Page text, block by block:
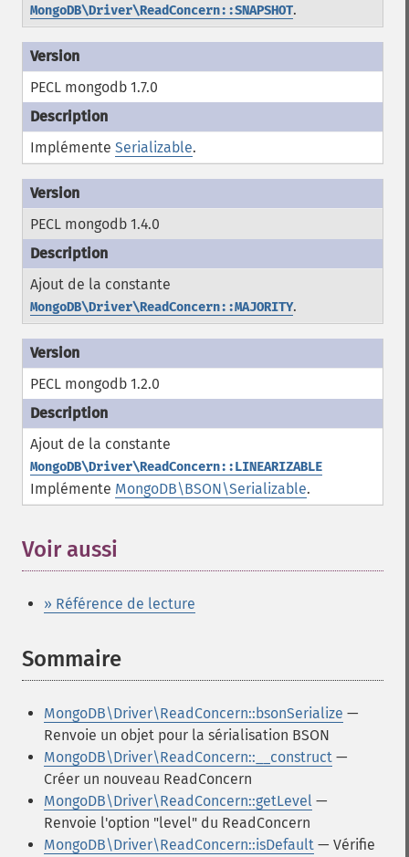
MongoDB\Driver\ReadConcern::SNAPSHOT.
PECL mongodb 1.7.0
Implémente Serializable.
PECL mongodb 1.4.0
Ajout de la constante
MongoDB\Driver\ReadConcern::MAJORITY.
PECL mongodb 1.2.0
Ajout de la constante
MongoDB\Driver\ReadConcern::LINEARIZABLE
Implémente MongoDB\BSON\Serializable.
Voir aussi
» Référence de lecture
Sommaire
MongoDB\Driver\ReadConcern::bsonSerialize —
Renvoie un objet pour la sérialisation BSON
MongoDB\Driver\ReadConcern::__construct —
Créer un nouveau ReadConcern
MongoDB\Driver\ReadConcern::getLevel —
Renvoie l'option "level" du ReadConcern
MongoDB\Driver\ReadConcern::isDefault — Vérifie